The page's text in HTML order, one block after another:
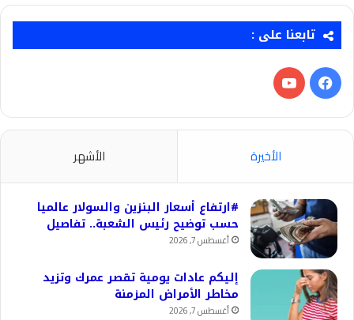
تابعنا على :
فيسبوك‫YouTube
الأخيرة الأشهر
#ارتفاع أسعار البنزين والسولار عالميا
حسب توضيح رئيس الشعبة.. تفاصيل
أغسطس 7, 2026
إليكم عادات يومية تقصر عمرك وتزيد
مخاطر الأمراض المزمنة
أغسطس 7, 2026